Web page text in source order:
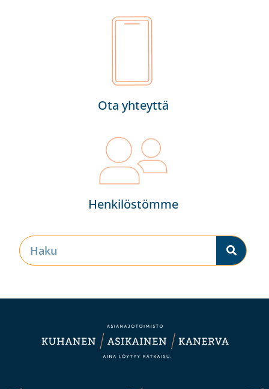
Ota yhteyttä
Henkilöstömme